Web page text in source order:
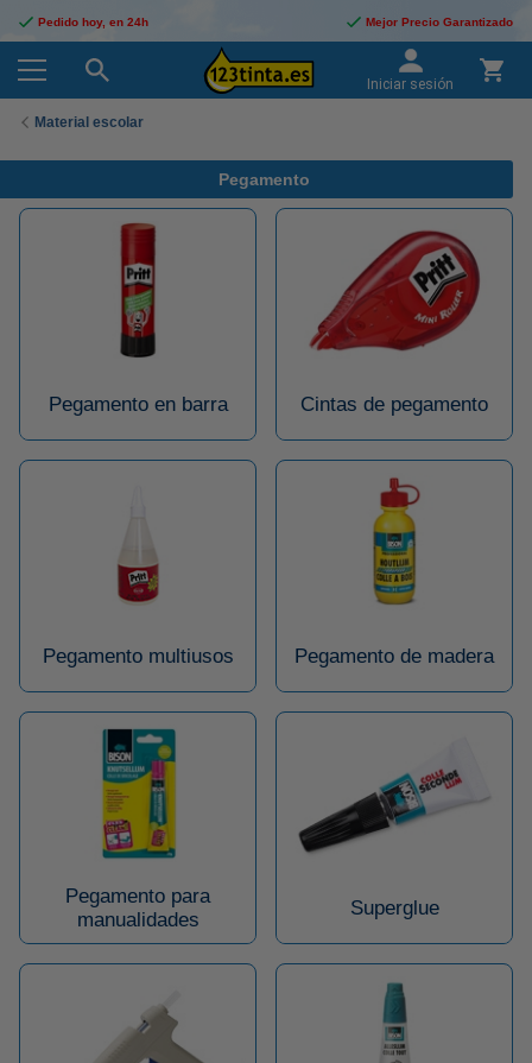
Pedido hoy, en 24h Mejor Precio Garantizado
Iniciar sesión
Material escolar
Pegamento
Pegamento en barra Cintas de pegamento
Pegamento multiusos Pegamento de madera
Pegamento para
manualidades
Superglue